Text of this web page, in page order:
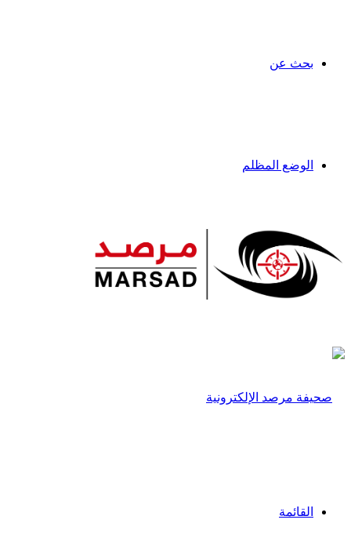
بحث عن
الوضع المظلم
القائمة